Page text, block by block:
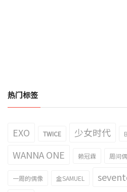
热门标签
EXO TWICE 少女时代
WANNA ONE 赖冠霖 周间
一周的偶像 金SAMUEL